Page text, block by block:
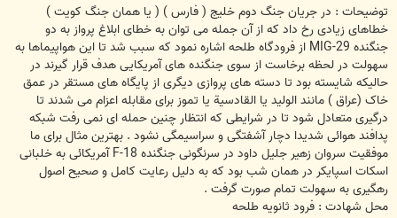
توضیحات : در جریان جنگ دوم خلیج ( فارس ) ( یا همان جنگ کویت )
خطاهای زیادی رخ داد که از آن جمله می توان به خطای ابلاغ پرواز به دو
جنگنده MIG-29 از فرودگاه طلحه اشاره نمود که سبب شد تا این هواپیماها به
سهولت در لحظه برخاست از سوی جنگنده های آمریکایی هدف قرار گیرند در
حالیکه شایسته بود تا دسته های پروازی دیگری از پایگاه های مستقر در عمق
خاک (عراق ) مانند الوليد یا القادسية یا تموز برای مقابله اعزام می شدند تا
درگیری متعادل شود تا در شرایطی که انتظار چنین حمله ای نمی رفت شبکه
پدافند هوائی شدیدا دچار آشفتگی و سراسیمگی نشود . بهترین مثال برای ما
موفقیت سروان زهير جليل داود در سرنگونی جنگنده F-18 آمریکائی به خلبانی
اسکات اسپایکر در همان شب بود که به دلیل رعایت کامل و صحیح اصول
رهگیری به سهولت تمام صورت گرفت .
محل شهادت : فرود ثانویه طلحه